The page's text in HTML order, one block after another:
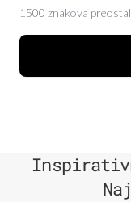
1500 znakova